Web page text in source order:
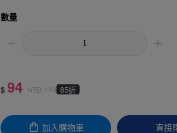
數量
$ 94 NTD110 85折
加入購物車 直接